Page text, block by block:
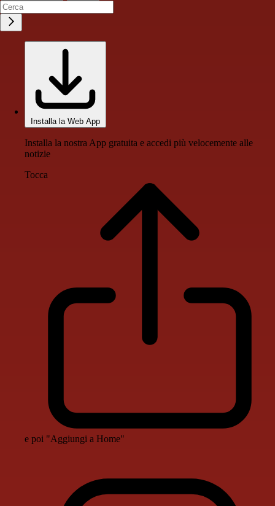
Installa la Web App
Installa la nostra App gratuita e accedi più velocemente alle
notizie
Tocca
e poi "Aggiungi a Home"